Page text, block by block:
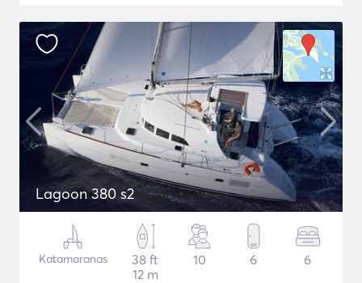
Lagoon 380 s2
Katamaranas
38 ft
12 m
10 6 6